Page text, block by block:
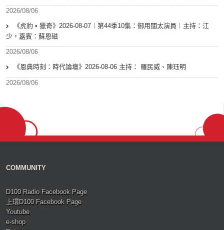
2026/08/06
《虎豹 • 獵奇》2026-08-07︱第44季10集：御用闊太演員︱主持：江
少，嘉賓：蘇恩磁
2026/08/06
《恩典時刻：時代論壇》2026-08-06 主持： 羅民威、陳珏明
2026/08/06
COMMUNITY
D100 Radio Facebook Page
上環D100 Facebook Page
Youtube
e-shop